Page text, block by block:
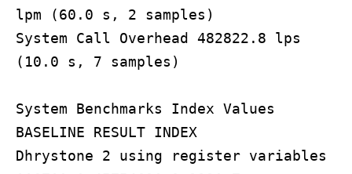
lpm (60.0 s, 2 samples)
System Call Overhead 482822.8 lps
(10.0 s, 7 samples)
System Benchmarks Index Values
BASELINE RESULT INDEX
Dhrystone 2 using register variables